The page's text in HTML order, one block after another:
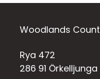
Woodlands
Rya 472
286 91 Örkelljunga